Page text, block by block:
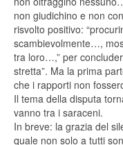
non giudichino e non
risvolto positivo:
scambievolmente…,
tra loro…,” per
stretta”. Ma la prima
che i rapporti non
Il tema della disputa
vanno tra i saraceni.
In breve: la grazia del
quale non solo a tutti